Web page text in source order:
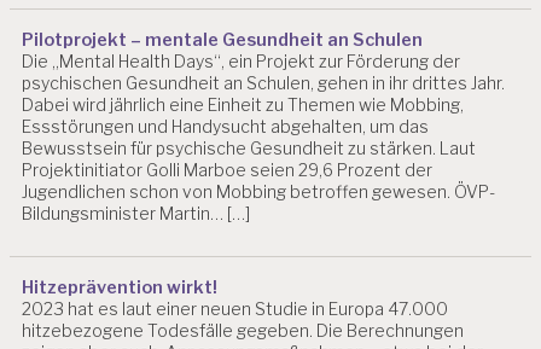
Ä
E
N
T
I
O
N
P
E
S
E
Pilotprojekt – mentale Gesundheit an Schulen
Die „Mental Health Days“, ein Projekt zur Förderung der
psychischen Gesundheit an Schulen, gehen in ihr drittes Jahr.
Dabei wird jährlich eine Einheit zu Themen wie Mobbing,
Essstörungen und Handysucht abgehalten, um das
Bewusstsein für psychische Gesundheit zu stärken. Laut
Projektinitiator Golli Marboe seien 29,6 Prozent der
Jugendlichen schon von Mobbing betroffen gewesen. ÖVP-
Bildungsminister Martin… […]
Hitzeprävention wirkt!
2023 hat es laut einer neuen Studie in Europa 47.000
hitzebezogene Todesfälle gegeben. Die Berechnungen